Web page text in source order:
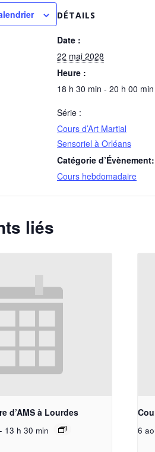
DÉTAILS
Date :
22 mai 2028
Heure :
18 h 30 min - 20 h 00 min
Série :
Cours d’Art Martial
Sensoriel à Orléans
Catégorie d’Évènement:
Cours hebdomadaire
liés
d’AMS à Lourdes
- 13 h 30 min 6